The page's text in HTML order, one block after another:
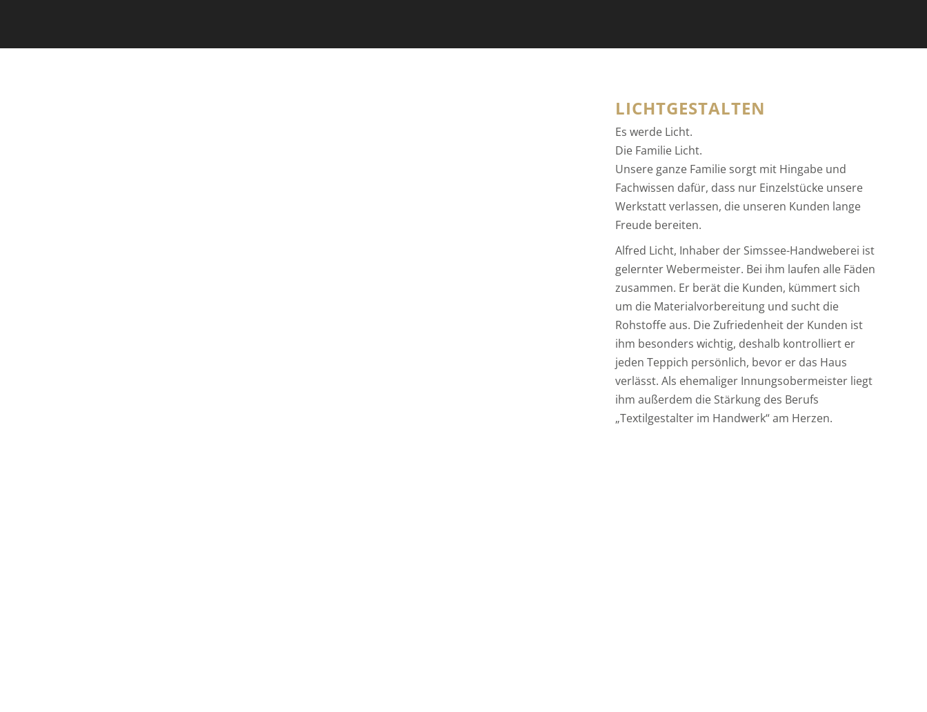
LICHTGESTALTEN
Es werde Licht.
Die Familie Licht.
Unsere ganze Familie sorgt mit Hingabe und
Fachwissen dafür, dass nur Einzelstücke unsere
Werkstatt verlassen, die unseren Kunden lange
Freude bereiten.
Alfred Licht, Inhaber der Simssee-Handweberei ist
gelernter Webermeister. Bei ihm laufen alle Fäden
zusammen. Er berät die Kunden, kümmert sich
um die Materialvorbereitung und sucht die
Rohstoffe aus. Die Zufriedenheit der Kunden ist
ihm besonders wichtig, deshalb kontrolliert er
jeden Teppich persönlich, bevor er das Haus
verlässt. Als ehemaliger Innungsobermeister liegt
ihm außerdem die Stärkung des Berufs
„Textilgestalter im Handwerk“ am Herzen.